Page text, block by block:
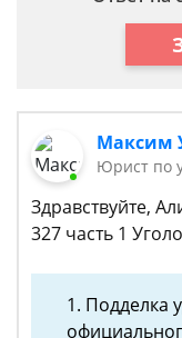
Максим
Юрист по
Здравствуйте,
327 часть 1
1. Подделка